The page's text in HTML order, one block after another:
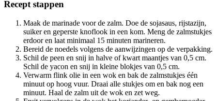
Recept stappen
Maak de marinade voor de zalm. Doe de sojasaus, rijstazijn,
suiker en geperste knoflook in een kom. Meng de zalmstukjes
erdoor en laat minimaal 15 minuten marineren.
Bereid de noedels volgens de aanwijzingen op de verpakking.
Schil de peen en snij in halve of kwart maantjes van 0,5 cm.
Schil de yacon en snij in kleine blokjes van 0,5 cm.
Verwarm flink olie in een wok en bak de zalmstukjes één
minuut op hoog vuur. Draai alle stukjes om en bak nog een
minuut. Haal de zalm uit de wok en zet weg.